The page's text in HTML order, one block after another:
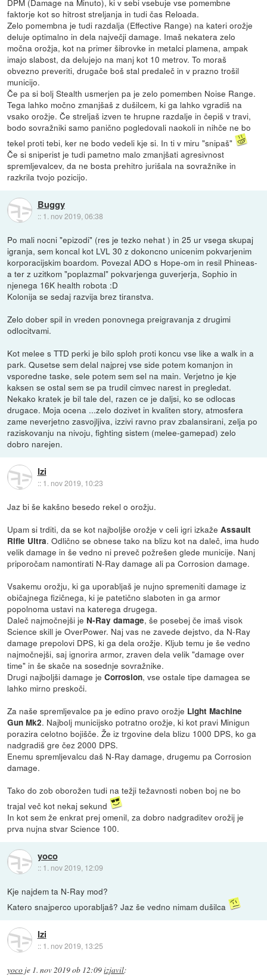
DPM (Damage na Minuto), ki v sebi vsebuje vse pomembne
faktorje kot so hitrost streljanja in tudi čas Reloada.
Zelo pomembna je tudi razdalja (Effective Range) na kateri orožje
deluje optimalno in dela največji damage. Imaš nekatera zelo
močna orožja, kot na primer šibrovke in metalci plamena, ampak
imajo slabost, da delujejo na manj kot 10 metrov. To moraš
obvezno preveriti, drugače boš stal predaleč in v prazno trošil
municijo.
Če pa si bolj Stealth usmerjen pa je zelo pomemben Noise Range.
Tega lahko močno zmanjšaš z dušilcem, ki ga lahko vgradiš na
vsako orožje. Če streljaš izven te hrupne razdalje in čepiš v travi,
bodo sovražniki samo panično pogledovali naokoli in nihče ne bo
tekel proti tebi, ker ne bodo vedeli kje si. In ti v miru "snipaš"
Če si sniperist je tudi pametno malo zmanjšati agresivnost
spremljevalcev, da ne bosta prehitro jurišala na sovražnike in
razkrila tvojo pozicijo.
Buggy
:: 1. nov 2019, 06:38
Po mali nocni "epizodi" (res je tezko nehat ) in 25 ur vsega skupaj
igranja, sem koncal kot LVL 30 z dokoncno unicenim pokvarjenim
korporacijskim boardom. Povezal ADO s Hope-om in resil Phineas-
a ter z uzitkom "poplazmal" pokvarjenga guverjerja, Sophio in
njenega 16K health robota :D
Kolonija se sedaj razvija brez tiranstva.
Zelo dober spil in vreden ponovnega preigravanja z drugimi
odlocitvami.
Kot melee s TTD perki je bilo sploh proti koncu vse like a walk in a
park. Qusetse sem delal najprej vse side potem komanjon in
vsporedne taske, sele potem sem sel na main. Verjetno je kje
kaksen se ostal sem se pa trudil cimvec narest in pregledat.
Nekako kratek je bil tale del, razen ce je daljsi, ko se odlocas
drugace. Moja ocena ...zelo dozivet in kvaliten story, atmosfera
zame neverjetno zasvojljiva, izzivi ravno prav zbalansirani, zelja po
raziskovanju na nivoju, fighting sistem (melee-gamepad) zelo
dobro narejen.
Izi
:: 1. nov 2019, 10:23
Jaz bi še kakšno besedo rekel o orožju.
Upam si trditi, da se kot najboljše orožje v celi igri izkažeAssault
Rifle Ultra. Odlično se obnese tako na blizu kot na daleč, ima hudo
velik damage in še vedno ni preveč požrešen glede municije. Nanj
priporočam namontirati N-Ray damage ali pa Corrosion damage.
Vsakemu orožju, ki ga uporabljaš je nujno spremeniti damage iz
običajnega fizičnega, ki je patetično slaboten in ga armor
popolnoma ustavi na katerega drugega.
Daleč najmočnejši je N-Ray damage, še posebej če imaš visok
Science skill je OverPower. Naj vas ne zavede dejstvo, da N-Ray
damage prepolovi DPS, ki ga dela orožje. Kljub temu je še vedno
najmočnejši, saj ignorira armor, zraven dela velik "damage over
time" in še skače na sosednje sovražnike.
Drugi najboljši damage jeCorrosion, vse ostale tipe damagea se
lahko mirno preskoči.
Za naše spremljevalce pa je edino pravo orožje Light Machine
Gun Mk2. Najbolj municijsko potratno orožje, ki kot pravi Minigun
porazira celotno bojišče. Že iz trgovine dela blizu 1000 DPS, ko ga
nadgradiš gre čez 2000 DPS.
Enemu spremljevalcu daš N-Ray damage, drugemu pa Corrosion
damage.
Tako do zob oborožen tudi na težji težavnosti noben boj ne bo
trajal več kot nekaj sekund
In kot sem že enkrat prej omenil, za dobro nadgraditev orožij je
prva nujna stvar Science 100.
yoco
:: 1. nov 2019, 12:09
Kje najdem ta N-Ray mod?
Katero snajperco uporabljaš? Jaz še vedno nimam dušilca
Izi
:: 1. nov 2019, 13:25
yoco je 1. nov 2019 ob 12:09izjavil: